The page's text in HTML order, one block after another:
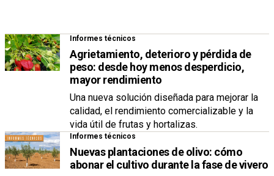
Informes técnicos
Agrietamiento, deterioro y pérdida de
peso: desde hoy menos desperdicio,
mayor rendimiento
Una nueva solución diseñada para mejorar la
calidad, el rendimiento comercializable y la
vida útil de frutas y hortalizas.
Informes técnicos
Nuevas plantaciones de olivo: cómo
abonar el cultivo durante la fase de vivero